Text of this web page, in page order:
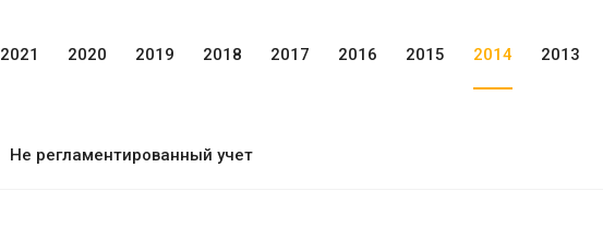
2021 2020 2019 2018 2017 2016 2015 2014 2013
Не регламентированный учет